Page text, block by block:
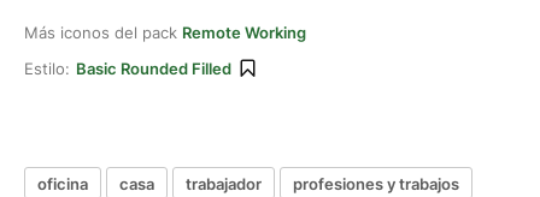
Más iconos del pack Remote Working
Estilo: Basic Rounded Filled
oficina casa trabajador
profesiones y trabajos